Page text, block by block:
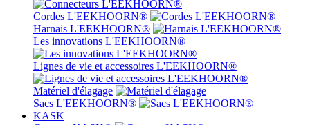
Cordes L'EEKHOORN®
Harnais L'EEKHOORN®
Les innovations L'EEKHOORN®
Lignes de vie et accessoires L'EEKHOORN®
Matériel d'élagage
Sacs L'EEKHOORN®
KASK